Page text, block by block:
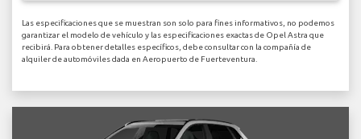
Las especificaciones que se muestran son solo para fines informativos, no podemos
garantizar el modelo de vehículo y las especificaciones exactas de Opel Astra que
recibirá. Para obtener detalles específicos, debe consultar con la compañía de
alquiler de automóviles dada en Aeropuerto de Fuerteventura.